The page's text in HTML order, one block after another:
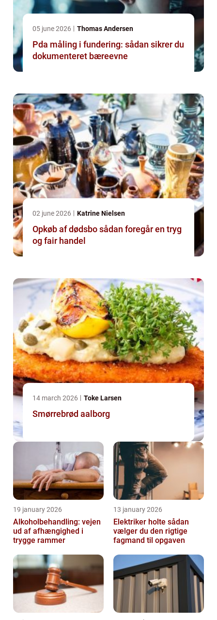
05 june 2026 Thomas Andersen
Pda måling i fundering: sådan sikrer du
dokumenteret bæreevne
02 june 2026 Katrine Nielsen
Opkøb af dødsbo sådan foregår en tryg
og fair handel
14 march 2026 Toke Larsen
Smørrebrød aalborg
19 january 2026
Alkoholbehandling: vejen
ud af afhængighed i
trygge rammer
13 january 2026
Elektriker holte sådan
vælger du den rigtige
fagmand til opgaven